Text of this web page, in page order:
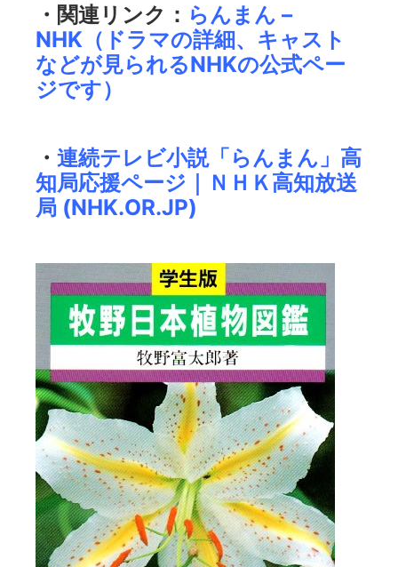
・関連リンク： らんまん –
NHK （ドラマの詳細、キャスト
などが見られるNHKの公式ペー
ジです）
・ 連続テレビ小説「らんまん」高
知局応援ページ｜ＮＨＫ高知放送
局 (NHK.OR.JP)